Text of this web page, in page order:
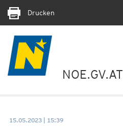
Drucken
NOE.GV.AT
15.05.2023 | 15:39